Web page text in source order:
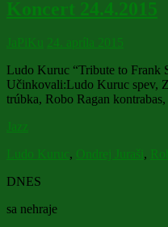
Koncert 24.4.2015
JaPiKu 24. apríla 2015
Ludo Kuruc “Tribute to Frank
Učinkovali:Ludo Kuruc spev,
trúbka, Robo Ragan
Jazz
Ludo Kuruc, Ondrej Juraši,
DNES
sa nehraje